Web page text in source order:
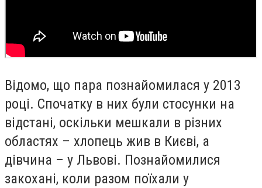
Відомо, що пара познайомилася у 2013
році. Спочатку в них були стосунки на
відстані, оскільки мешкали в різних
областях – хлопець жив в Києві, а
дівчина – у Львові. Познайомилися
закохані, коли разом поїхали у